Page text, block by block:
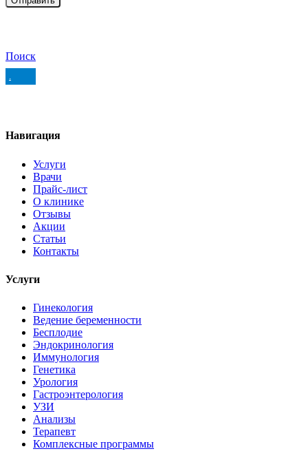
Поиск
.
Навигация
Услуги
Врачи
Прайс-лист
О клинике
Отзывы
Акции
Статьи
Контакты
Услуги
Гинекология
Ведение беременности
Бесплодие
Эндокринология
Иммунология
Генетика
Урология
Гастроэнтерология
УЗИ
Анализы
Терапевт
Комплексные программы